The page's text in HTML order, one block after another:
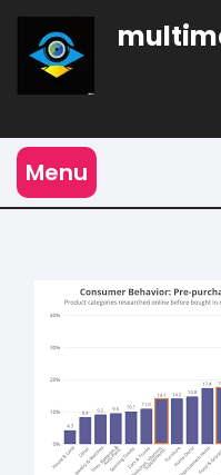
Naar
inhoud
gaan
Menu